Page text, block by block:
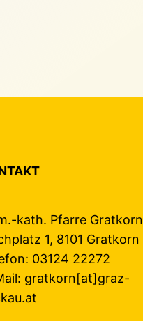
kath. Pfarre Gratkorn
1, 8101 Gratkorn
03124 22272
gratkorn[at]graz-